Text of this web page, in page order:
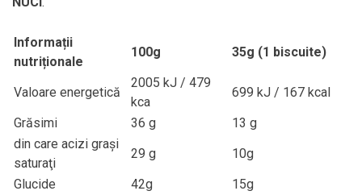
Informații
nutriționale
100g 35g (1 biscuite)
Valoare energetică
2005 kJ / 479
kca
699 kJ / 167 kcal
Grăsimi
36 g
13 g
din care acizi grași
saturaţi
29 g
10g
Glucide
42g 15g